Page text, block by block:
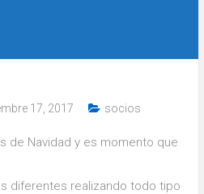
17, 2017 socios
de Navidad y es momento que
diferentes realizando todo tipo